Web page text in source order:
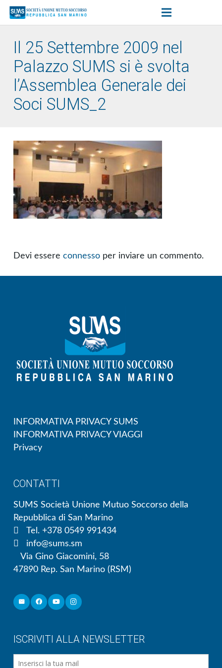
Il 25 Settembre 2009 nel
Palazzo SUMS si è svolta
l’Assemblea Generale dei
Soci SUMS_2
Devi essere connesso per inviare un commento.
INFORMATIVA PRIVACY SUMS
INFORMATIVA PRIVACY VIAGGI
Privacy
CONTATTI
SUMS Società Unione Mutuo Soccorso della
Repubblica di San Marino
Tel. +378 0549 991434
info@sums.sm
Via Gino Giacomini, 58
47890 Rep. San Marino (RSM)
ISCRIVITI ALLA NEWSLETTER